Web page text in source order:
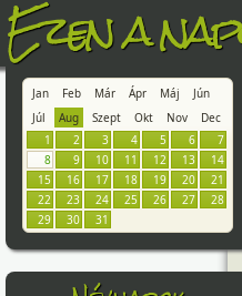
Ezen a
Jan Feb Már Ápr Máj
Jún
Júl
Aug Szept Okt Nov
Dec
1
2 3 4 5 6
7
8
9 10 11 12 13
14
15
16 17 18 19 20
21
22
23 24 25 26 27
28
29
30 31